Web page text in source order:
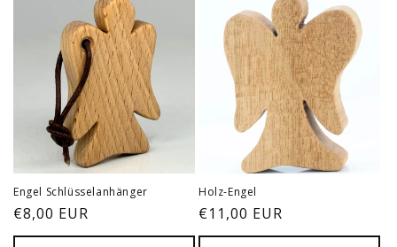
Engel Schlüsselanhänger
Normaler
Preis
€8,00 EUR
Holz-Engel
Normaler
Preis
€11,00 EUR